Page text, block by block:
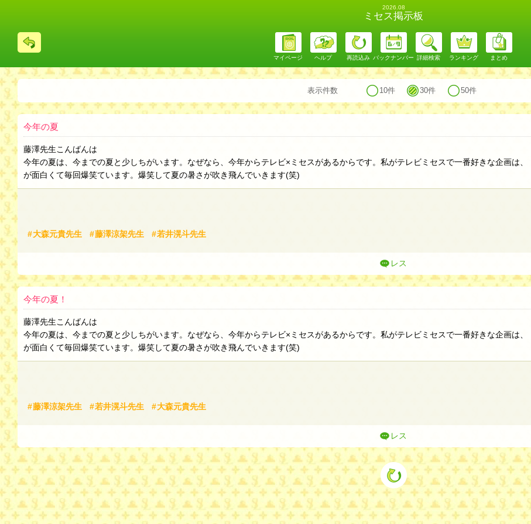
2026.08
ミセス掲示板
る
マイページ ヘルプ 再読込み バックナンバー 詳細検索 ランキング まとめ
表示件数 10件 30件 50件
今年の夏
藤澤先生こんばんは
今年の夏は、今までの夏と少しちがいます。なぜなら、今年からテレビ×ミセスがあるからです。私がテレビミセスで一番好きな企画は
が面白くて毎回爆笑ています。爆笑して夏の暑さが吹き飛んでいきます(笑)
大森元貴先生 藤澤涼架先生 若井滉斗先生
レス
今年の夏！
藤澤先生こんばんは
今年の夏は、今までの夏と少しちがいます。なぜなら、今年からテレビ×ミセスがあるからです。私がテレビミセスで一番好きな企画は
が面白くて毎回爆笑ています。爆笑して夏の暑さが吹き飛んでいきます(笑)
藤澤涼架先生 若井滉斗先生 大森元貴先生
レス